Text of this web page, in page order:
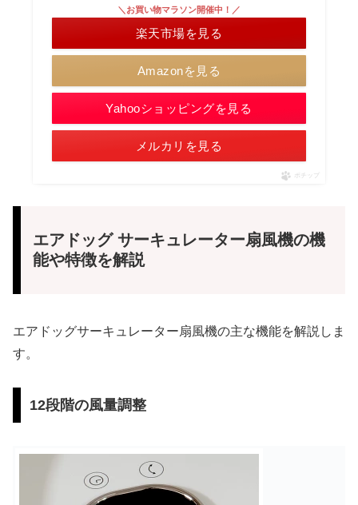
Amazonを見る
＼お買い物マラソン開催中！／
楽天市場を見る
Yahooショッピングを見る
メルカリを見る
ポチップ
エアドッグ サーキュレーター扇風機の機
能や特徴を解説
エアドッグサーキュレーター扇風機の主な機能を解説しま
す。
12段階の風量調整